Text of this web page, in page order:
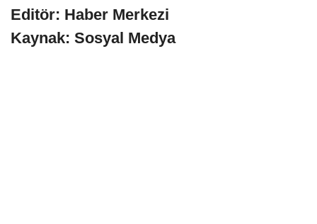
Editör: Haber Merkezi
Kaynak: Sosyal Medya